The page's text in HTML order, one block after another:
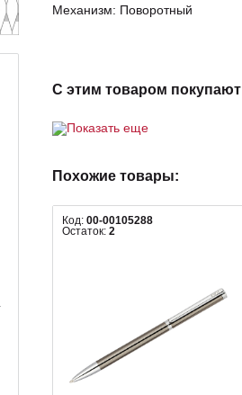
Механизм: Поворотный
С этим товаром покупают
Показать еще
Похожие товары:
Код: 00-00105288
Остаток: 2